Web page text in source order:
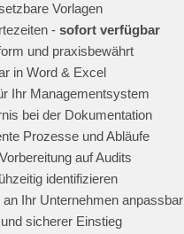
Vorlagen
- sofort verfügbar
und praxisbewährt
in Word & Excel
Ihr Managementsystem
bei der Dokumentation
Prozesse und Abläufe
auf Audits
identifizieren
an Ihr Unternehmen anpassbar
sicherer Einstieg